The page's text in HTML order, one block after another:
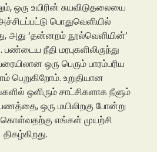
ஒரு உயிரின் சுயவிடுதலையை
பொதுவெளியில்
அது ‘தன்னறம் நூல்வெளியின்’
நீதி மரபுகளிலிருந்து
ஒரு பெரும் பாரம்பரிய
உறுதியான
ஒளிரும் சாட்சிகளாக நீளும்
ஒரு மயிலிறகு போன்று
கொள்வதற்கு எங்கள் முயற்சி
திகழ்கிறது.